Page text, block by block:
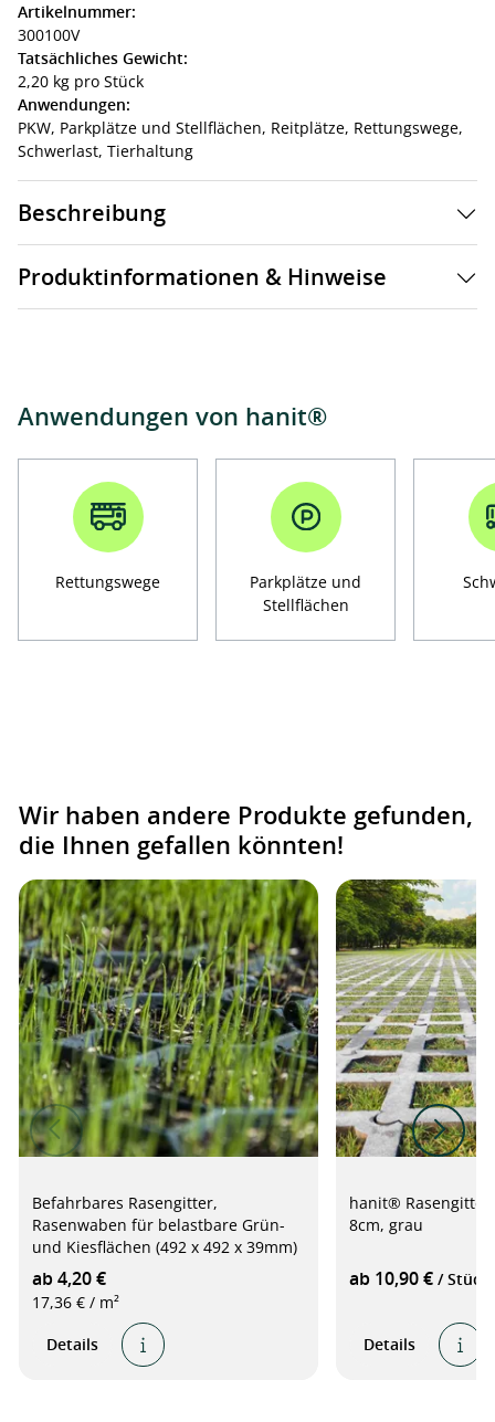
Artikelnummer:
300100V
Tatsächliches Gewicht:
2,20 kg pro Stück
Anwendungen:
PKW, Parkplätze und Stellflächen, Reitplätze, Rettungswege,
Schwerlast, Tierhaltung
Beschreibung
Produktinformationen & Hinweise
Anwendungen von hanit®
Rettungswege
Parkplätze und
Stellflächen
Wir haben andere Produkte gefunden,
die Ihnen gefallen könnten!
Befahrbares Rasengitter,
Rasenwaben für belastbare Grün-
und Kiesflächen (492 x 492 x 39mm)
ab 4,20 €
17,36 € / m²
Details
hanit®
8cm, grau
ab 10,90 € / Stück
Details